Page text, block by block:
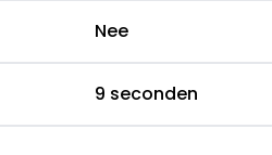
Nee
9 seconden